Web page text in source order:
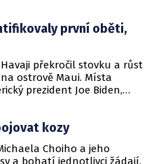
první oběti,
překročil stovku a růst
ostrově Maui. Místa
prezident Joe Biden,
kozy
Choiho a jeho
a bohatí jednotlivci žádají,